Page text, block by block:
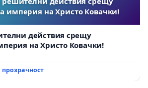
империя на Христо Ковачки!
действия срещу
на Христо Ковачки!